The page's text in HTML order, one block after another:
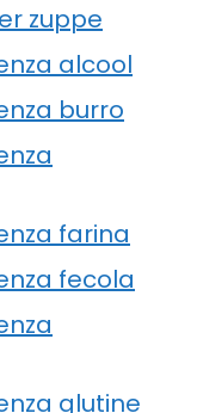
zuppe
alcool
burro
farina
fecola
glutine